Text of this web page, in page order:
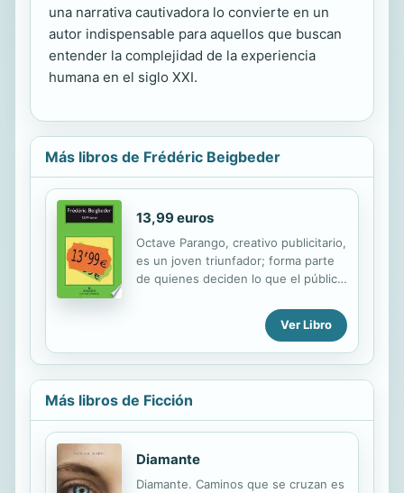
una narrativa cautivadora lo convierte en un
autor indispensable para aquellos que buscan
entender la complejidad de la experiencia
humana en el siglo XXI.
Más libros de Frédéric Beigbeder
13,99 euros
Octave Parango, creativo publicitario,
es un joven triunfador; forma parte
de quienes deciden lo que el público
esa industria y sus manipulaciones,
decide escribir un libro en el que
denunciará sus entresijos para que
le despidan de la poderosa agencia
de partida de 13,99 euros, un
enloquecido viaje a los infiernos
con un estilo afín al de Bret Easton
Ellis y al de Michel Houellebecq, que
Ver Libro
Más libros de Ficción
Diamante
Diamante. Caminos que se cruzan es